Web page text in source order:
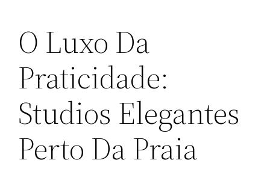
O Luxo Da
Praticidade:
Studios Elegantes
Perto Da Praia